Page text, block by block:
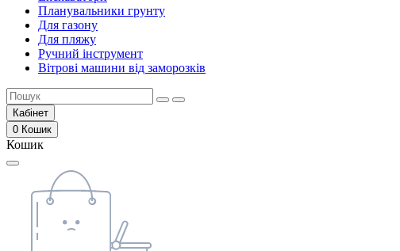
Планувальники грунту
Для газону
Для пляжу
Ручний інструмент
Вітрові машини від заморозків
Кабінет
0 Кошик
Кошик